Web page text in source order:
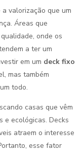
valorização que um
Áreas que
onde os
a ter um
em um deck fixo
mas também
todo.
casas que vêm
e ecológicas. Decks
atraem o interesse
esse fator